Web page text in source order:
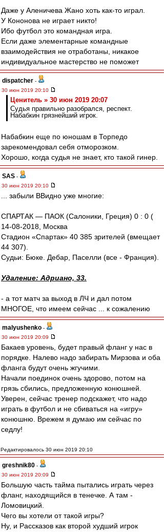
Даже у Аленичева Жано хоть как-то играл.
У Кононова не играет никто!
Ибо футбол это командная игра.
Если даже элементарные командные
взаимодействия не отработаны, никакое
индивидуальное мастерство не поможет
dispatcher -
30 июн 2019 20:10
Ценитель » 30 июн 2019 20:07
Судья правильно разобрался, респект.
Набабкин грязнейший игрок.
Набабкин еще по юношам в Торпедо
зарекомендовал себя отморозком.
Хорошо, когда судья не знает, кто такой гинер.
SAS -
30 июн 2019 20:10
... забыли ВВидно уже многие:
СПАРТАК — ПАОК (Салоники, Греция) 0 : 0 (
14-08-2018, Москва
Стадион «Спартак» 40 385 зрителей (вмещает
44 307).
Судьи: Бюке. Дебар, Паселли (все - Франция).
Удаление: Адриано, 33.
- а тот матч за выход в ЛЧ и дал потом
МНОГОЕ, что имеем сейчас ... к сожалению
malyushenko -
30 июн 2019 20:09
Бакаев уровень, будет правый фланг у нас в
порядке. Налево надо забирать Мирзова и оба
фланга будут очень жгучими.
Начали поединок очень здорово, потом на
грязь сбились, предложенную конюшней.
Уверен, сейчас тренер подскажет, что надо
играть в футбол и не сбиваться на «игру»
конюшню. Врежем я думаю им сейчас по
седлу!
Редактировалось 30 июн 2019 20:10
greshnik80 -
30 июн 2019 20:09
Большую часть тайма пытались играть через
фланг, находящийся в тенечке. А там -
Ломовицкий.
Чего вы хотели от такой игры?
Ну, и Рассказов как второй худший игрок